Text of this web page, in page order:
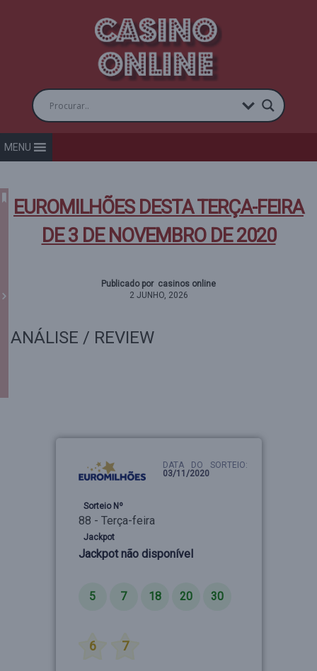
MENU
EUROMILHÕES DESTA TERÇA-FEIRA
DE 3 DE NOVEMBRO DE 2020
Publicado por casinos online
2 JUNHO, 2026
ANÁLISE / REVIEW
DATA DO SORTEIO:
03/11/2020
Sorteio Nº
88 - Terça-feira
Jackpot
Jackpot não disponível
5 7 18 20 30
6 7